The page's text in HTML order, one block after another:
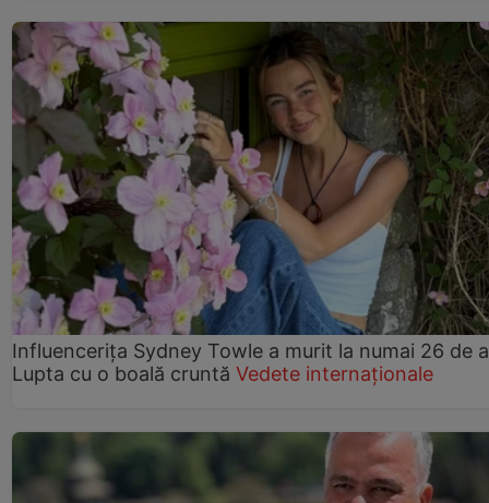
Influencerița Sydney Towle a murit la numai 26 de
Lupta cu o boală cruntă Vedete internaționale